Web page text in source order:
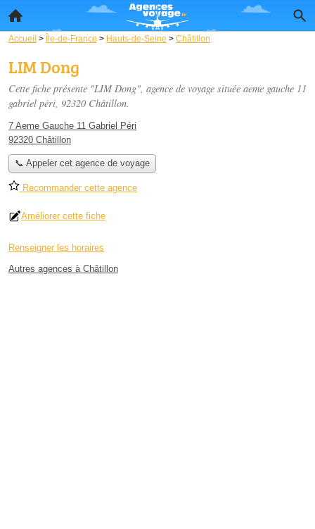
Accueil > Île-de-France > Hauts-de-Seine > Châtillon
LIM Dong
Cette fiche présente "LIM Dong", agence de voyage située aeme gauche 11
gabriel péri, 92320 Châtillon.
7 Aeme Gauche 11 Gabriel Péri
92320 Châtillon
📞 Appeler cet agence de voyage
Recommander cette agence
Améliorer cette fiche
Renseigner les horaires
Autres agences à Châtillon